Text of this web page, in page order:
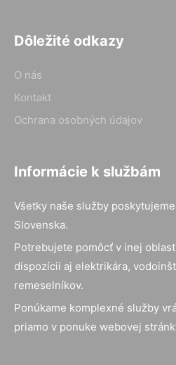
Dôležité odkazy
O nás
Kontakt
Ochrana osobných údajov
Informácie k službám
Všetky naše služby
Slovenska.
Potrebujete pomôcť v inej
dispozícii aj elektrikára,
remeselníkov.
Ponúkame komplexné služby
priamo v ponuke webovej